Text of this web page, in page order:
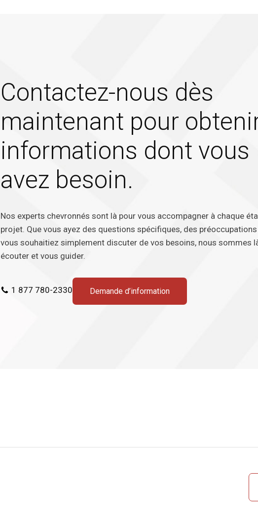
Contactez-nous dès
maintenant pour
informations dont vous
avez besoin.
Nos experts chevronnés sont là pour vous accompagner à chaque
projet. Que vous ayez des questions spécifiques, des
vous souhaitiez simplement discuter de vos besoins, nous sommes
écouter et vous guider.
1 877 780-2330 Demande d’information